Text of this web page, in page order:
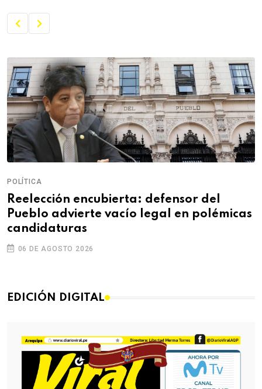
POLÍTICA
Reelección encubierta: defensor del
Pueblo advierte vacío legal en polémicas
candidaturas
06 DE AGOSTO 2026
EDICIÓN DIGITAL